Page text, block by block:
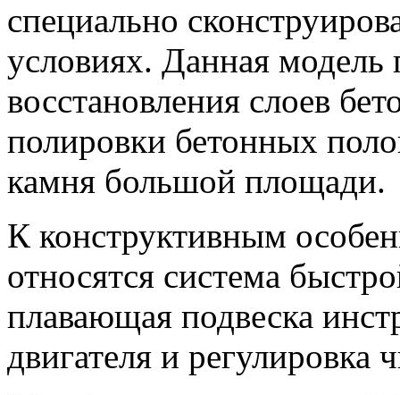
специально
условиях. Данная модель
восстановления слоев
полировки бетонных
камня большой площади.
К конструктивным
относятся система
плавающая подвеска
двигателя и регулировка